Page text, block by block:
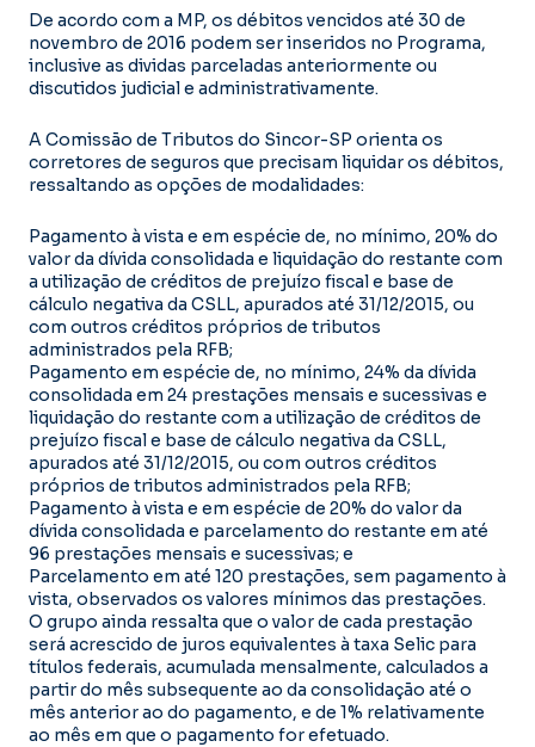
De acordo com a MP, os débitos vencidos até 30 de
novembro de 2016 podem ser inseridos no Programa,
inclusive as dividas parceladas anteriormente ou
discutidos judicial e administrativamente.
A Comissão de Tributos do Sincor-SP orienta os
corretores de seguros que precisam liquidar os débitos,
ressaltando as opções de modalidades:
Pagamento à vista e em espécie de, no mínimo, 20% do
valor da dívida consolidada e liquidação do restante com
a utilização de créditos de prejuízo fiscal e base de
cálculo negativa da CSLL, apurados até 31/12/2015, ou
com outros créditos próprios de tributos
administrados pela RFB;
Pagamento em espécie de, no mínimo, 24% da dívida
consolidada em 24 prestações mensais e sucessivas e
liquidação do restante com a utilização de créditos de
prejuízo fiscal e base de cálculo negativa da CSLL,
apurados até 31/12/2015, ou com outros créditos
próprios de tributos administrados pela RFB;
Pagamento à vista e em espécie de 20% do valor da
dívida consolidada e parcelamento do restante em até
96 prestações mensais e sucessivas; e
Parcelamento em até 120 prestações, sem pagamento à
vista, observados os valores mínimos das prestações.
O grupo ainda ressalta que o valor de cada prestação
será acrescido de juros equivalentes à taxa Selic para
títulos federais, acumulada mensalmente, calculados a
partir do mês subsequente ao da consolidação até o
mês anterior ao do pagamento, e de 1% relativamente
ao mês em que o pagamento for efetuado.